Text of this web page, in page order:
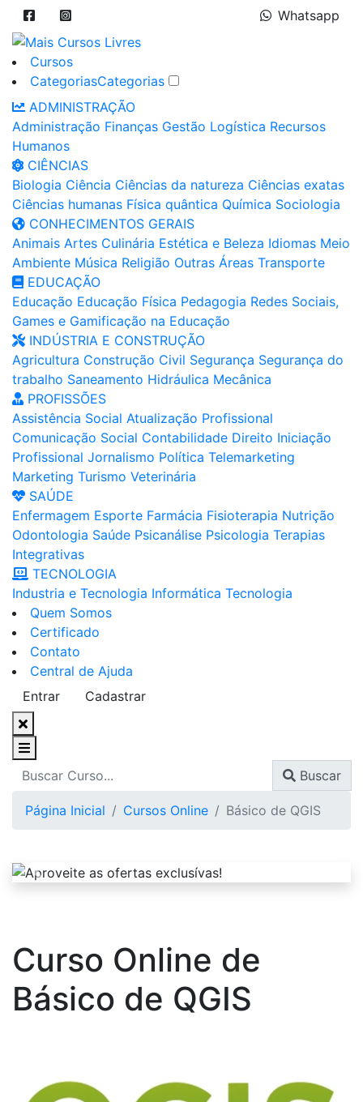
Whatsapp
Cursos
CategoriasCategorias
ADMINISTRAÇÃO
Administração Finanças Gestão Logística Recursos
Humanos
CIÊNCIAS
Biologia Ciência Ciências da natureza Ciências exatas
Ciências humanas Física quântica Química Sociologia
CONHECIMENTOS GERAIS
Animais Artes Culinária Estética e Beleza Idiomas Meio
Ambiente Música Religião Outras Áreas Transporte
EDUCAÇÃO
Educação Educação Física Pedagogia Redes Sociais,
Games e Gamificação na Educação
INDÚSTRIA E CONSTRUÇÃO
Agricultura Construção Civil Segurança Segurança do
trabalho Saneamento Hidráulica Mecânica
PROFISSÕES
Assistência Social Atualização Profissional
Comunicação Social Contabilidade Direito Iniciação
Profissional Jornalismo Política Telemarketing
Marketing Turismo Veterinária
SAÚDE
Enfermagem Esporte Farmácia Fisioterapia Nutrição
Odontologia Saúde Psicanálise Psicologia Terapias
Integrativas
TECNOLOGIA
Industria e Tecnologia Informática Tecnologia
Quem Somos
Certificado
Contato
Central de Ajuda
Entrar
Cadastrar
Buscar
Página Inicial Cursos Online Básico de QGIS
Curso Online de
Básico de QGIS